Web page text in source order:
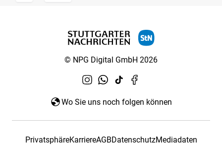
© NPG Digital GmbH 2026
Wo Sie uns noch folgen können
PrivatsphäreKarriereAGBDatenschutzMediadaten